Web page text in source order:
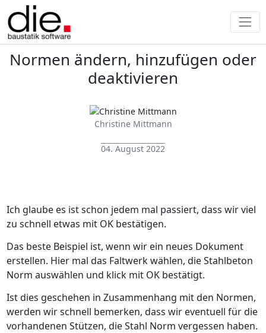
Normen ändern, hinzufügen oder
deaktivieren
Christine Mittmann
04. August 2022
Ich glaube es ist schon jedem mal passiert, dass wir viel
zu schnell etwas mit OK bestätigen.
Das beste Beispiel ist, wenn wir ein neues Dokument
erstellen. Hier mal das Faltwerk wählen, die Stahlbeton
Norm auswählen und klick mit OK bestätigt.
Ist dies geschehen in Zusammenhang mit den Normen,
werden wir schnell bemerken, dass wir eventuell für die
vorhandenen Stützen, die Stahl Norm vergessen haben.